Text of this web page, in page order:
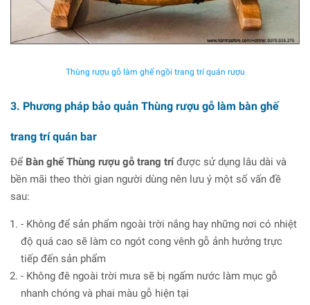
Thùng rượu gỗ làm ghế ngồi trang trí quán rượu
3. Phương pháp bảo quản Thùng rượu gỗ làm bàn ghế
trang trí quán bar
Để Bàn ghế Thùng rượu gỗ trang tríđược sử dụng lâu dài và
bền mãi theo thời gian người dùng nên lưu ý một số vấn đề
sau:
- Không để sản phẩm ngoài trời nắng hay những nơi có nhiệt
độ quá cao sẽ làm co ngót cong vênh gỗ ảnh hưởng trực
tiếp đến sản phẩm
- Không đê ngoài trời mưa sẽ bị ngấm nước làm mục gỗ
nhanh chóng và phai màu gỗ hiện tại